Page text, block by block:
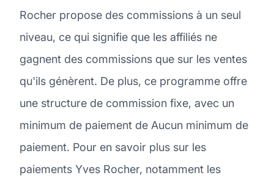
Rocher propose des commissions à un seul
niveau, ce qui signifie que les affiliés ne
gagnent des commissions que sur les ventes
qu'ils génèrent. De plus, ce programme offre
une structure de commission fixe, avec un
minimum de paiement de Aucun minimum de
paiement. Pour en savoir plus sur les
paiements Yves Rocher, notamment les